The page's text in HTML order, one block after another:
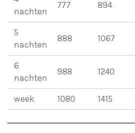
nachten
777 894
5
nachten
888 1067
6
nachten
988 1240
week 1080 1415